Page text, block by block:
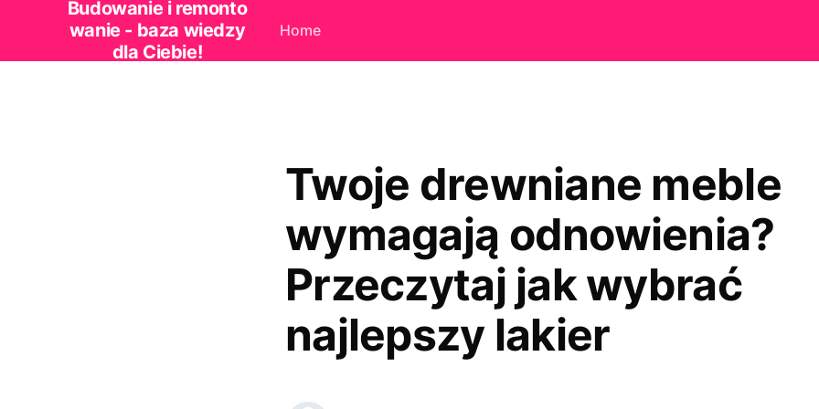
Budowanie i remonto
wanie - baza wiedzy
dla Ciebie!
Home
Twoje drewniane meble
wymagają odnowienia?
Przeczytaj jak wybrać
najlepszy lakier